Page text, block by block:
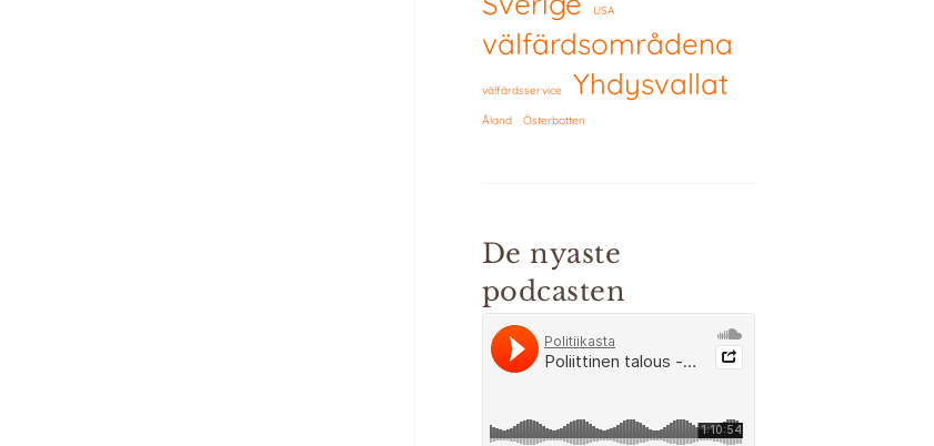
USA
välfärdsområdena
välfärdsservice Yhdysvallat
Åland Österbotten
De nyaste
podcasten